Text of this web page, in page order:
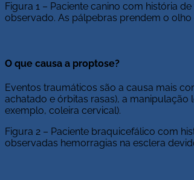
Figura 1 – Paciente canino com história
observado. As pálpebras prendem o
O que causa a proptose?
Eventos traumáticos são a causa mais
achatado e órbitas rasas), a
exemplo, coleira cervical).
Figura 2 – Paciente braquicefálico com
observadas hemorragias na esclera